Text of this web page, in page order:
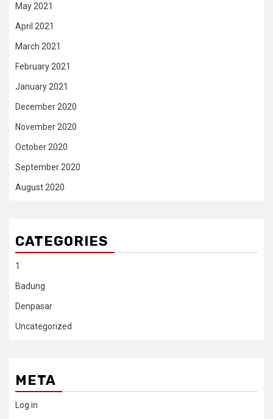
May 2021
April 2021
March 2021
February 2021
January 2021
December 2020
November 2020
October 2020
September 2020
August 2020
CATEGORIES
1
Badung
Denpasar
Uncategorized
META
Log in